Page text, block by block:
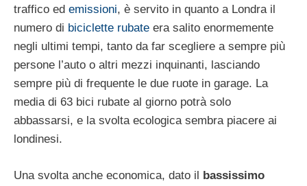
traffico ed emissioni, è servito in quanto a Londra il
numero di biciclette rubate era salito enormemente
negli ultimi tempi, tanto da far scegliere a sempre più
persone l’auto o altri mezzi inquinanti, lasciando
sempre più di frequente le due ruote in garage. La
media di 63 bici rubate al giorno potrà solo
abbassarsi, e la svolta ecologica sembra piacere ai
londinesi.
Una svolta anche economica, dato il bassissimo